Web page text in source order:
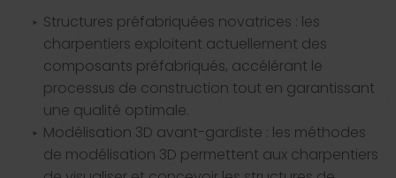
Structures préfabriquées novatrices : les
charpentiers exploitent actuellement des
composants préfabriqués, accélérant le
processus de construction tout en garantissant
une qualité optimale.
Modélisation 3D avant-gardiste : les méthodes
de modélisation 3D permettent aux charpentiers